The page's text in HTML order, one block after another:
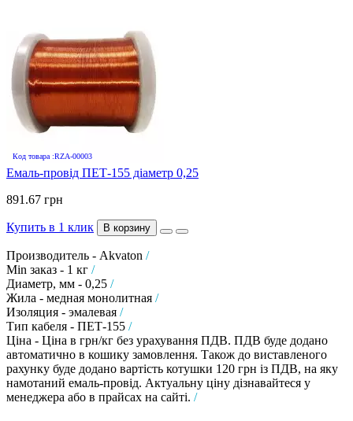
Код товара :RZA-00003
Емаль-провід ПЕТ-155 діаметр 0,25
891.67 грн
Купить в 1 клик В корзину
Производитель - Akvaton /
Min заказ - 1 кг /
Диаметр, мм - 0,25 /
Жила - медная монолитная /
Изоляция - эмалевая /
Тип кабеля - ПЕТ-155 /
Ціна - Ціна в грн/кг без урахування ПДВ. ПДВ буде додано
автоматично в кошику замовлення. Також до виставленого
рахунку буде додано вартість котушки 120 грн із ПДВ, на яку
намотаний емаль-провід. Актуальну ціну дізнавайтеся у
менеджера або в прайсах на сайті. /